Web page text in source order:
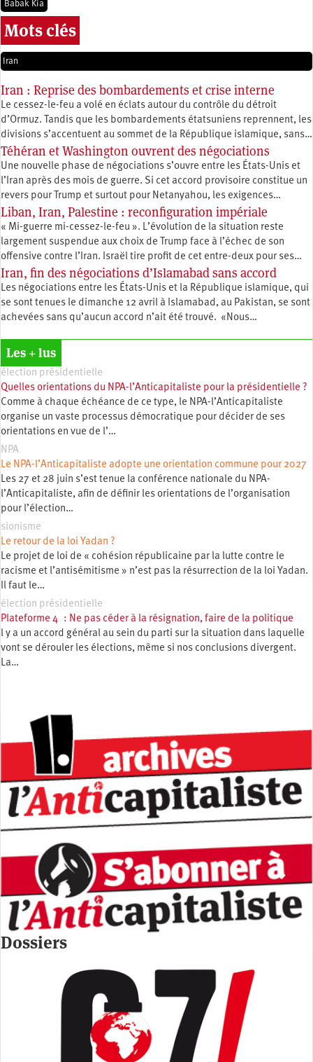
Babak Kia
Mots clés
Iran
Iran : Reprise des bombardements et crise interne
Le cessez-le-feu a volé en éclats autour du contrôle du détroit
d’Ormuz. Tandis que les bombardements étatsuniens reprennent, les
divisions s’accentuent au sommet de la République islamique, sans…
Téhéran et Washington ouvrent des négociations
Une nouvelle phase de négociations s’ouvre entre les États-Unis et
l’Iran après des mois de guerre. Si cet accord provisoire constitue un
revers pour Trump et surtout pour Netanyahou, les exigences…
Liban, Iran, Palestine : reconfiguration impériale
« Mi-guerre mi-cessez-le-feu ». L’évolution de la situation reste
largement suspendue aux choix de Trump face à l’échec de son
offensive contre l’Iran. Israël tire profit de cet entre-deux pour ses…
Iran, fin des négociations d’Islamabad sans accord
Les négociations entre les États-Unis et la République islamique, qui
se sont tenues le dimanche 12 avril à Islamabad, au Pakistan, se sont
achevées sans qu’aucun accord n’ait été trouvé. «Nous…
Les + lus
élection présidentielle
Quelles orientations du NPA-l’Anticapitaliste pour la présidentielle ?
Comme à chaque échéance de ce type, le NPA-l’Anticapitaliste
organise un vaste processus démocratique pour décider de ses
orientations en vue de l’…
NPA
Le NPA-l’Anticapitaliste adopte une orientation commune pour 2027
Les 27 et 28 juin s’est tenue la conférence nationale du NPA-
l’Anticapitaliste, afin de définir les orientations de l’organisation
pour l’élection…
sionisme
Le retour de la loi Yadan ?
Le projet de loi de « cohésion républicaine par la lutte contre le
racisme et l’antisémitisme » n’est pas la résurrection de la loi Yadan.
Il faut le…
élection présidentielle
Plateforme 4 : Ne pas céder à la résignation, faire de la politique
l y a un accord général au sein du parti sur la situation dans laquelle
vont se dérouler les élections, même si nos conclusions divergent.
La…
Dossiers